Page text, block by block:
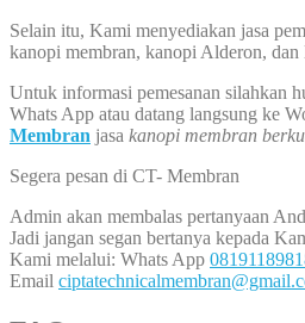
Selain itu, Kami menyediakan jasa
kanopi membran, kanopi Alderon,
Untuk informasi pemesanan silahkan
Whats App atau datang langsung ke
Membran jasa kanopi membran
Segera pesan di CT- Membran
Admin akan membalas pertanyaan
Jadi jangan segan bertanya kepada
Kami melalui: Whats App
Email